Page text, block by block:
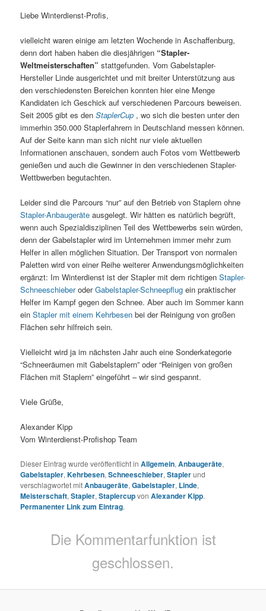
Liebe Winterdienst-Profis,
vielleicht waren einige am letzten Wochende in Aschaffenburg,
denn dort haben haben die diesjährigen “Stapler-
Weltmeisterschaften” stattgefunden. Vom Gabelstapler-
Hersteller Linde ausgerichtet und mit breiter Unterstützung aus
den verschiedensten Bereichen konnten hier eine Menge
Kandidaten ich Geschick auf verschiedenen Parcours beweisen.
Seit 2005 gibt es denStaplerCup , wo sich die besten unter den
immerhin 350.000 Staplerfahrern in Deutschland messen können.
Auf der Seite kann man sich nicht nur viele aktuellen
Informationen anschauen, sondern auch Fotos vom Wettbewerb
genießen und auch die Gewinner in den verschiedenen Stapler-
Wettbwerben begutachten.
Leider sind die Parcours “nur” auf den Betrieb von Staplern ohne
Stapler-Anbaugeräte ausgelegt. Wir hätten es natürlich begrüft,
wenn auch Spezialdisziplinen Teil des Wettbewerbs sein würden,
denn der Gabelstapler wird im Unternehmen immer mehr zum
Helfer in allen möglichen Situation. Der Transport von normalen
Paletten wird von einer Reihe weiterer Anwendungsmöglichkeiten
ergänzt: Im Winterdienst ist der Stapler mit dem richtigenStapler-
SchneeschieberoderGabelstapler-Schneepflug ein praktischer
Helfer im Kampf gegen den Schnee. Aber auch im Sommer kann
einStapler mit einem Kehrbesen bei der Reinigung von großen
Flächen sehr hilfreich sein.
Vielleicht wird ja im nächsten Jahr auch eine Sonderkategorie
“Schneeräumen mit Gabelstaplern” oder “Reinigen von großen
Flächen mit Staplern” eingeführt – wir sind gespannt.
Viele Grüße,
Alexander Kipp
Vom Winterdienst-Profishop Team
Dieser Eintrag wurde veröffentlicht inAllgemein,Anbaugeräte,
Gabelstapler,Kehrbesen,Schneeschieber,Staplerund
verschlagwortet mitAnbaugeräte,Gabelstapler, Linde,
Meisterschaft,Stapler,StaplercupvonAlexander Kipp.
Permanenter Link zum Eintrag.
Die Kommentarfunktion ist
geschlossen.